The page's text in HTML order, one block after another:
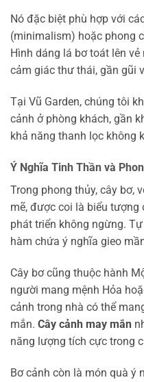
Nó đặc biệt phù hợp với
(minimalism) hoặc phong
Hình dáng lá bơ toát lên
cảm giác thư thái, gần gũi
Tại Vũ Garden, chúng tôi
cảnh ở phòng khách, gần
khả năng thanh lọc không
Ý Nghĩa Tinh Thần và
Trong phong thủy, cây bơ,
mẽ, được coi là biểu tượng
phát triển không ngừng.
hàm chứa ý nghĩa gieo
Cây bơ cũng thuộc hành
người mang mệnh Hỏa
cảnh trong nhà có thể
mắn. Cây cảnh may mắn
năng lượng tích cực trong
Bơ cảnh còn là món quà ý